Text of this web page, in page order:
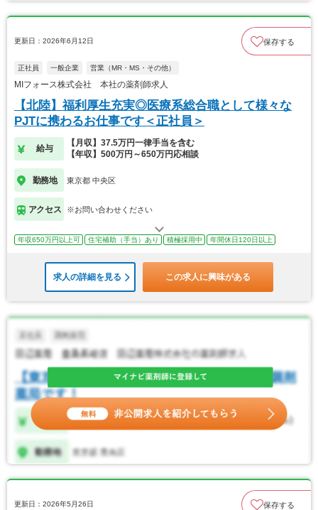
更新日：2026年6月12日 保存する
正社員 一般企業 営業（MR・MS・その他）
MIフォース株式会社 本社の薬剤師求人
【北陸】福利厚生充実◎医療系総合職として様々な
PJTに携わるお仕事です＜正社員＞
給与
【月収】37.5万円一律手当を含む
【年収】500万円～650万円応相談
勤務地 東京都 中央区
アクセス ※お問い合わせください
年収650万円以上可 住宅補助（手当）あり 積極採用中 年間休日120日以上
求人の詳細を見る この求人に興味がある
更新日：2026年5月26日 保存する